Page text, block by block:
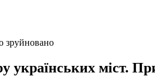
зруйновано
міст.